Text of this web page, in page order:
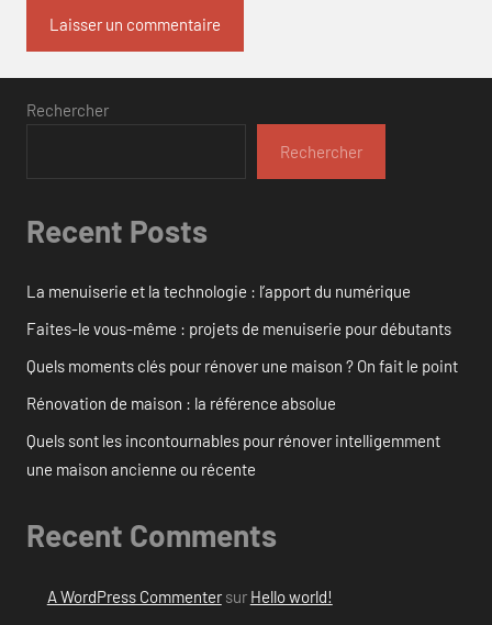
Rechercher
Rechercher
Recent Posts
La menuiserie et la technologie : l’apport du numérique
Faites-le vous-même : projets de menuiserie pour débutants
Quels moments clés pour rénover une maison ? On fait le point
Rénovation de maison : la référence absolue
Quels sont les incontournables pour rénover intelligemment
une maison ancienne ou récente
Recent Comments
A WordPress Commentersur Hello world!